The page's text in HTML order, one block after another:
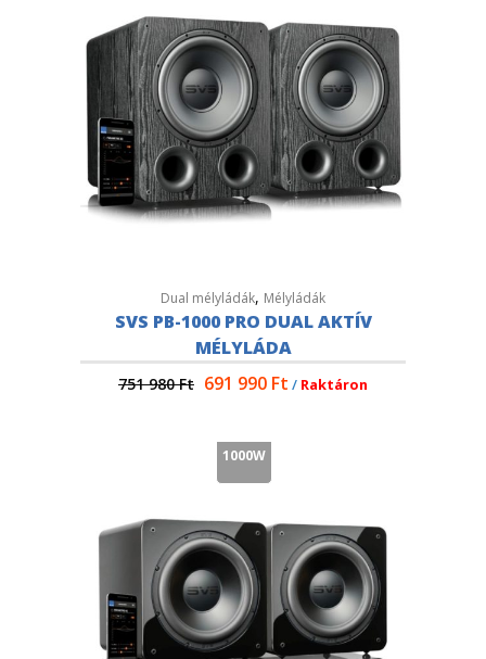
Dual mélyládák, Mélyládák
SVS PB-1000 PRO DUAL AKTÍV
MÉLYLÁDA
751 980Ft 691 990 Ft / Raktáron
1000W